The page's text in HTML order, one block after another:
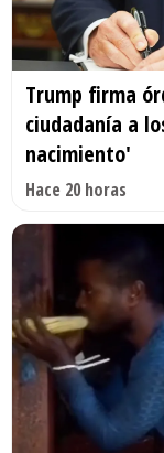
Trump firma
ciudadanía a
nacimiento'
Hace 20 horas